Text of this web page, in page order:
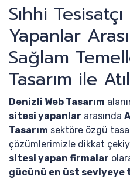
Sıhhi
Yapanlar
Sağlam
Tasarım ile
Denizli Web Tasarım
sitesi yapanlar arasında
Tasarım sektöre özgü
çözümlerimizle dikkat
sitesi yapan firmalar
gücünü en üst seviyeye